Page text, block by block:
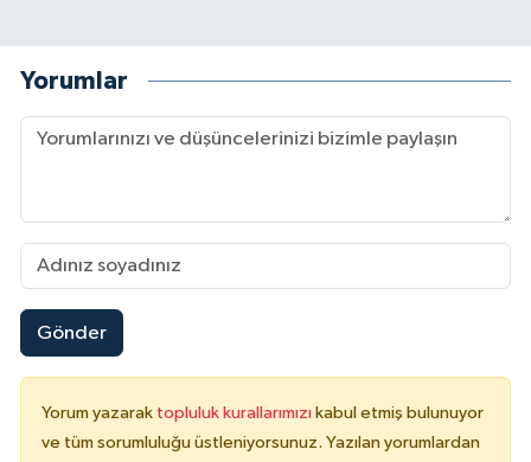
Yorumlar
Gönder
Yorum yazarak topluluk kurallarımızı kabul etmiş bulunuyor
ve tüm sorumluluğu üstleniyorsunuz. Yazılan yorumlardan